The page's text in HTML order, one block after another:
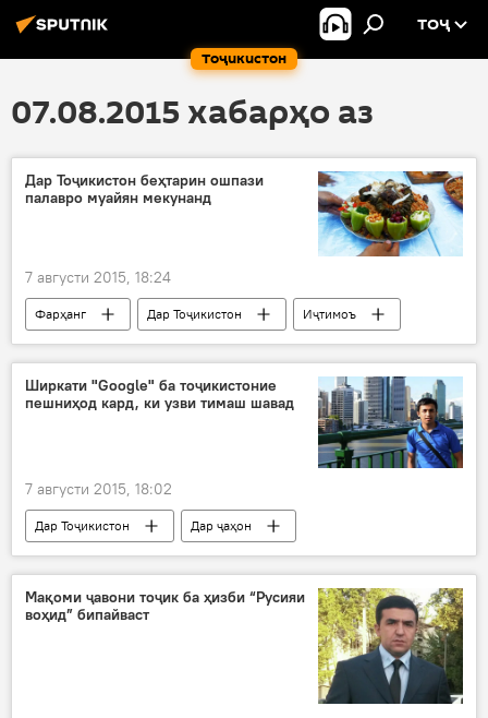
Тоҷикистон
ТОҶ
07.08.2015 хабарҳо аз
Дар Тоҷикистон беҳтарин ошпази
палавро муайян мекунанд
7 августи 2015, 18:24
Фарҳанг Дар Тоҷикистон
Иҷтимоъ
Ҳамаи хабарҳо
баргузории озмуни беҳтарин палав
Вазорати фарҳанг
Ширкати "Google" ба тоҷикистоние
пешниҳод кард, ки узви тимаш шавад
7 августи 2015, 18:02
Дар Тоҷикистон
Дар ҷаҳон
Иҷтимоъ
Ҳамаи хабарҳо
Меҳрубон Тӯраев
Абдуқодир Қурбонзода
Беҳрӯз Афзалӣ
Мақоми ҷавони тоҷик ба ҳизби “Русияи
воҳид” бипайваст